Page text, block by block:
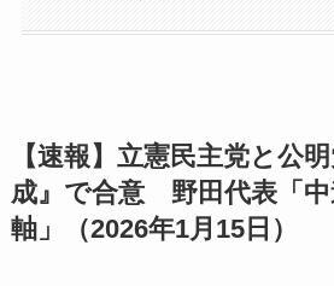
【速報】立憲民主党と公
成』で合意 野田代表「中
軸」（2026年1月15日）